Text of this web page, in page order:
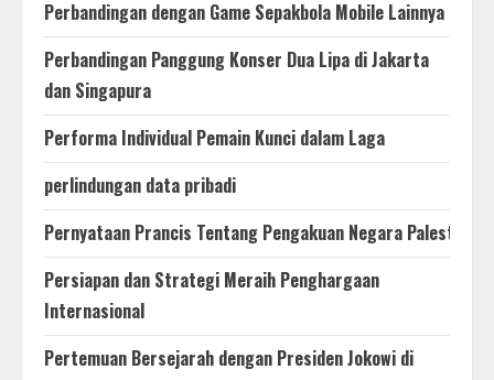
Perbandingan dengan Game Sepakbola Mobile Lainnya
Perbandingan Panggung Konser Dua Lipa di Jakarta
dan Singapura
Performa Individual Pemain Kunci dalam Laga
perlindungan data pribadi
Pernyataan Prancis Tentang Pengakuan Negara Palestina
Persiapan dan Strategi Meraih Penghargaan
Internasional
Pertemuan Bersejarah dengan Presiden Jokowi di